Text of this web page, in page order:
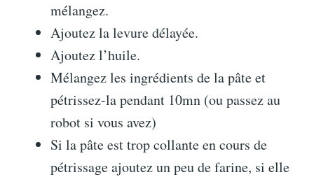
mélangez.
Ajoutez la levure délayée.
Ajoutez l’huile.
Mélangez les ingrédients de la pâte et
pétrissez-la pendant 10mn (ou passez au
robot si vous avez)
Si la pâte est trop collante en cours de
pétrissage ajoutez un peu de farine, si elle